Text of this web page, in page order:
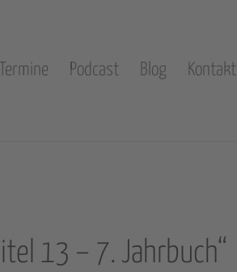
Podcast Blog Kontakt
13 – 7. Jahrbuch“